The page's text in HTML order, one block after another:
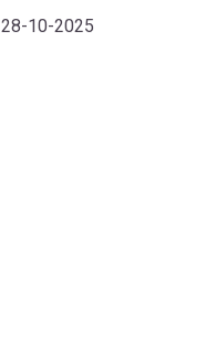
28-10-2025